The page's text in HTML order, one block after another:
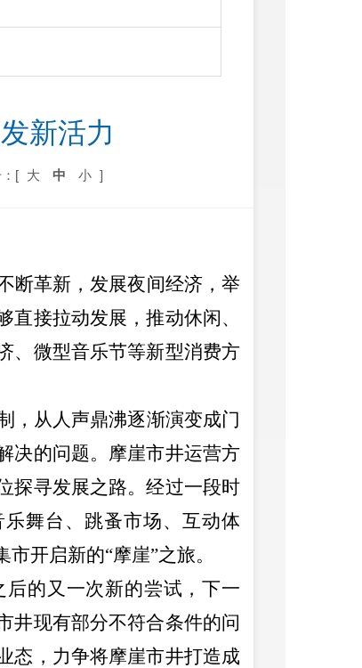
新活力
[ 大 中 小 ]
断革新，发展夜间经济，举
接拉动发展，推动休闲、
、微型音乐节等新型消费方
，从人声鼎沸逐渐演变成门
决的问题。摩崖市井运营方
探寻发展之路。经过一段时
乐舞台、跳蚤市场、互动体
市开启新的“摩崖”之旅。
的又一次新的尝试，下一
井现有部分不符合条件的问
态，力争将摩崖市井打造成